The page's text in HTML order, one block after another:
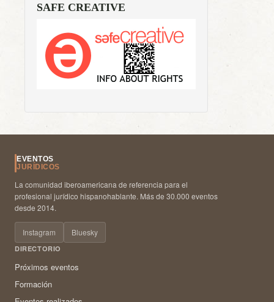
SAFE CREATIVE
EVENTOS
JURÍDICOS
La comunidad iberoamericana de referencia para el
profesional jurídico hispanohablante. Más de 30.000 eventos
desde 2014.
Instagram Bluesky
DIRECTORIO
Próximos eventos
Formación